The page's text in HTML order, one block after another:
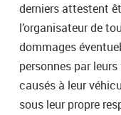
derniers attestent
l’organisateur de
dommages
personnes par
causés à leur
sous leur propre